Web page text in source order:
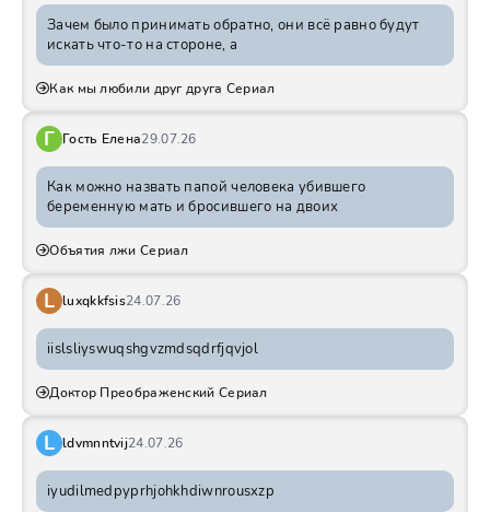
Зачем было принимать обратно, они всё равно будут
искать что-то на стороне, а
Как мы любили друг друга Сериал
Г Гость Елена29.07.26
Как можно назвать папой человека убившего
беременную мать и бросившего на двоих
Объятия лжи Сериал
L luxqkkfsis24.07.26
iislsliyswuqshgvzmdsqdrfjqvjol
Доктор Преображенский Сериал
L ldvmnntvij24.07.26
iyudilmedpyprhjohkhdiwnrousxzp